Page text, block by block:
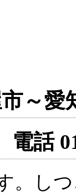
～愛
電話
。し